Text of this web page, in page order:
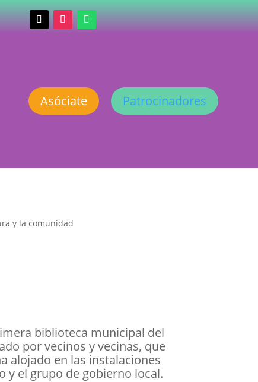
Asóciate Patrocinadores
y la comunidad
biblioteca municipal del
por vecinos y vecinas, que
alojado en las instalaciones
y el grupo de gobierno local.